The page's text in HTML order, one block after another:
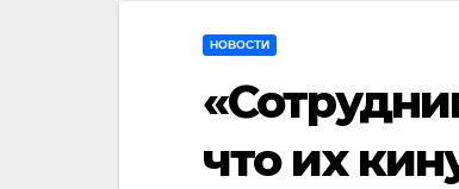
НОВОСТИ
что их